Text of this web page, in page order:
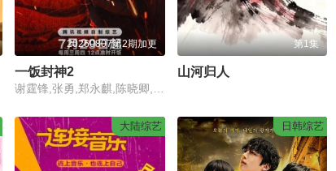
20260807第2期加更
一饭封神2
第1集
山河归人
大陆综艺 日韩综艺